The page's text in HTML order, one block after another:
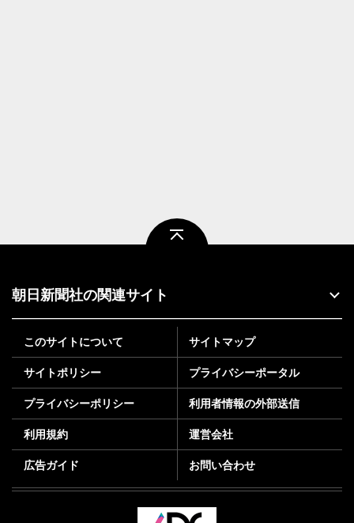
朝日新聞社の関連サイト
このサイトについて サイトマップ
サイトポリシー プライバシーポータル
プライバシーポリシー 利用者情報の外部送信
利用規約 運営会社
広告ガイド お問い合わせ